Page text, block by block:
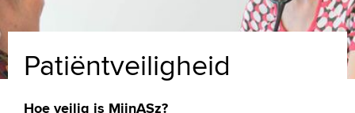
Patiëntveiligheid
Hoe veilig is MijnASz?